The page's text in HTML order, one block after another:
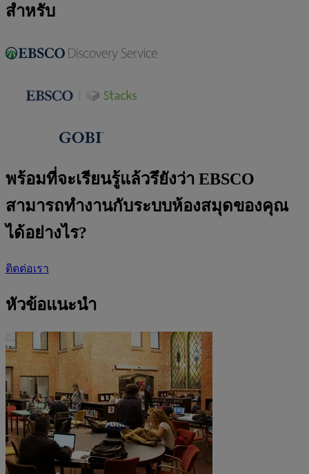
สำหรับ
พร้อมที่จะเรียนรู้แล้วรึยังว่า EBSCO
สามารถทำงานกับระบบห้องสมุดของคุณ
ได้อย่างไร?
ติดต่อเรา
หัวข้อแนะนำ